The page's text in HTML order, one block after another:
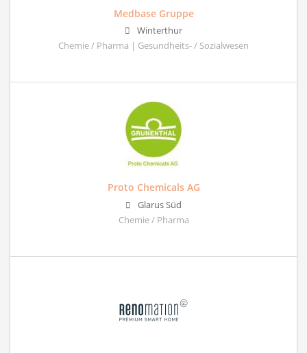
Medbase Gruppe
Winterthur
Chemie / Pharma | Gesundheits- / Sozialwesen
Proto Chemicals AG
Glarus Süd
Chemie / Pharma